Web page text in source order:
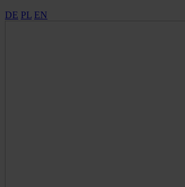
DE PL EN